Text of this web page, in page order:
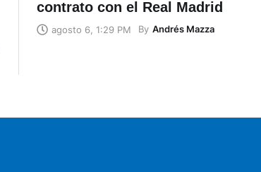
contrato con el Real Madrid
agosto 6, 1:29 PM By Andrés Mazza